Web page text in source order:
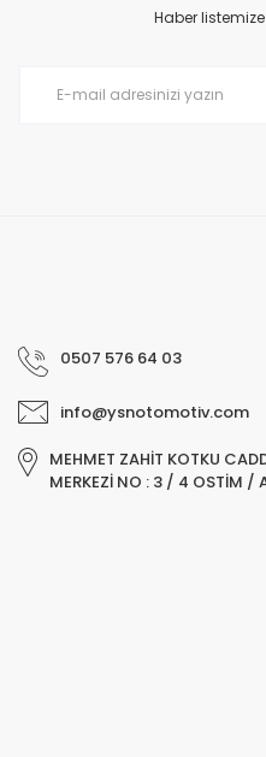
Ürün açıklamasında eksik
Haber
0507 576 64 03
info@ysnotomotiv.com
MEHMET ZAHİT KOTKU
MERKEZİ NO : 3 / 4 OSTİM /